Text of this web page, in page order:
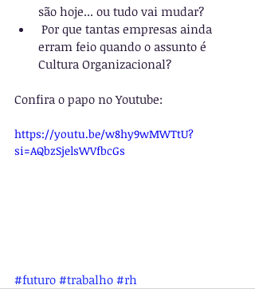
são hoje... ou tudo vai mudar?
erram feio quando o assunto é
Cultura Organizacional?
Confira o papo no Youtube:
https://youtu.be/w8hy9wMWTtU?
si=AQbzSjelsWVfbcGs
#futuro #trabalho #rh